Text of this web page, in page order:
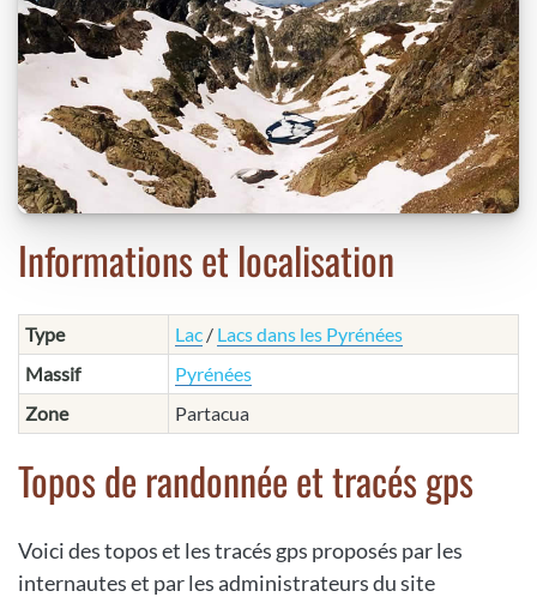
Informations et localisation
Type Lac / Lacs dans les Pyrénées
Massif
Pyrénées
Zone
Partacua
Topos de randonnée et tracés gps
Voici des topos et les tracés gps proposés par les
internautes et par les administrateurs du site